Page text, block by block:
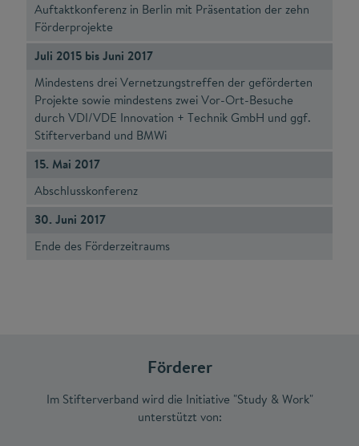
Auftaktkonferenz in Berlin mit Präsentation der zehn
Förderprojekte
Juli 2015 bis Juni 2017
Mindestens drei Vernetzungstreffen der geförderten
Projekte sowie mindestens zwei Vor-Ort-Besuche
durch VDI/VDE Innovation + Technik GmbH und ggf.
Stifterverband und BMWi
15. Mai 2017
Abschlusskonferenz
30. Juni 2017
Ende des Förderzeitraums
Förderer
Im Stifterverband wird die Initiative "Study & Work"
unterstützt von: